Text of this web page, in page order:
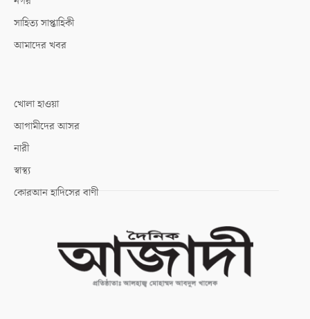
সাহিত্য সাপ্তাহিকী
আমাদের খবর
খোলা হাওয়া
আগামীদের আসর
নারী
স্বাস্থ্য
কোরআন হাদিসের বাণী